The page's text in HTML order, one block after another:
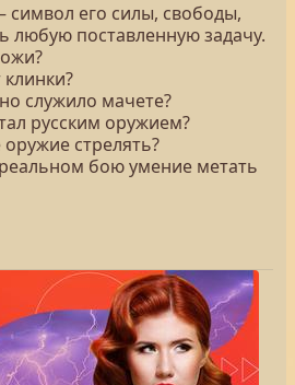
его силы, свободы,
любую поставленную задачу.
служило мачете?
русским оружием?
стрелять?
бою умение метать